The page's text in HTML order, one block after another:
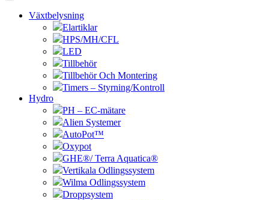
Växtbelysning
Elartiklar
HPS/MH/CFL
LED
Tillbehör
Tillbehör Och Montering
Timers – Styrning/Kontroll
Hydro
PH – EC-mätare
Alien Systemer
AutoPot™
Oxypot
GHE®/ Terra Aquatica®
Vertikala Odlingssystem
Wilma Odlingssystem
Droppsystem